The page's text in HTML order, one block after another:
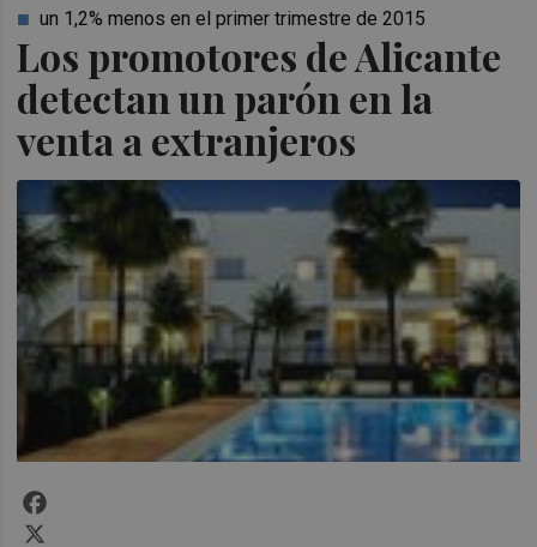
Los promotores de Alicante
detectan un parón en la
venta a extranjeros
un 1,2% menos en el primer trimestre de 2015